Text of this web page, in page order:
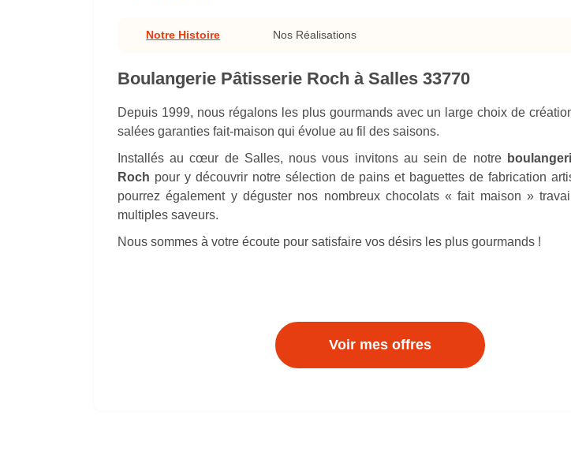
Notre Histoire Nos Réalisations
Boulangerie Pâtisserie Roch à Salles 33770
Depuis 1999, nous régalons les plus gourmands avec un large choix de
salées garanties fait-maison qui évolue au fil des saisons.
Installés au cœur de Salles, nous vous invitons au sein de notre
Roch pour y découvrir notre sélection de pains et baguettes de fabrication
pourrez également y déguster nos nombreux chocolats « fait maison »
multiples saveurs.
Nous sommes à votre écoute pour satisfaire vos désirs les plus gourmands !
Voir mes offres